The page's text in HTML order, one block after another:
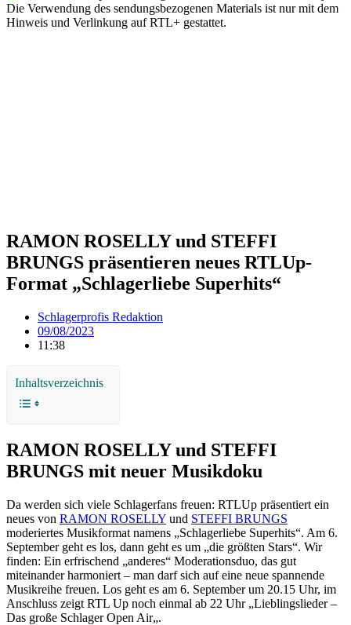
RAMON ROSELLY und STEFFI
BRUNGS präsentieren neues RTLUp-
Format „Schlagerliebe Superhits“
Schlagerprofis Redaktion
09/08/2023
11:38
Inhaltsverzeichnis
RAMON ROSELLY und STEFFI
BRUNGS mit neuer Musikdoku
Da werden sich viele Schlagerfans freuen: RTLUp präsentiert ein
neues von RAMON ROSELLY und STEFFI BRUNGS
moderiertes Musikformat namens „Schlagerliebe Superhits“. Am 6.
September geht es los, dann geht es um „die größten Stars“. Wir
finden: Ein erfrischend „anderes“ Moderationsduo, das gut
miteinander harmoniert – man darf sich auf eine neue spannende
Musikreihe freuen. Los geht es am 6. September um 20.15 Uhr, im
Anschluss zeigt RTL Up noch einmal ab 22 Uhr „Lieblingslieder –
Das große Schlager Open Air„.